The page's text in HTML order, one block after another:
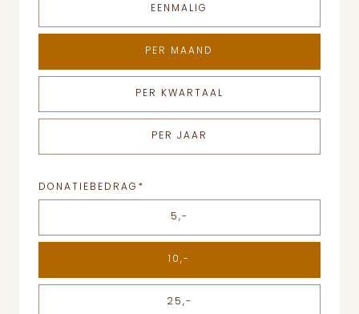
EENMALIG
PER MAAND
PER KWARTAAL
PER JAAR
DONATIEBEDRAG *
5,-
10,-
25,-